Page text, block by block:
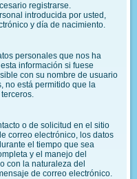
registrarse.
introducida por usted,
y día de nacimiento.
personales que nos ha
información si fuese
con su nombre de usuario
no está permitido que la
o de solicitud en el sitio
correo electrónico, los datos
el tiempo que sea
y el manejo del
con la naturaleza del
de correo electrónico.